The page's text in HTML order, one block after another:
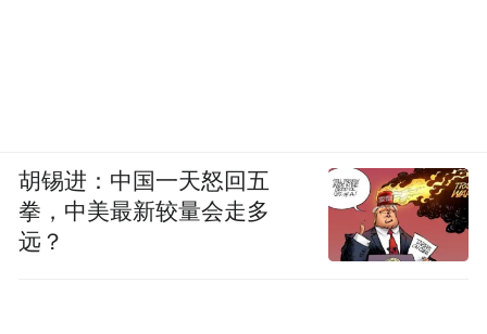
胡锡进：中国一天怒回五
拳，中美最新较量会走多
远？